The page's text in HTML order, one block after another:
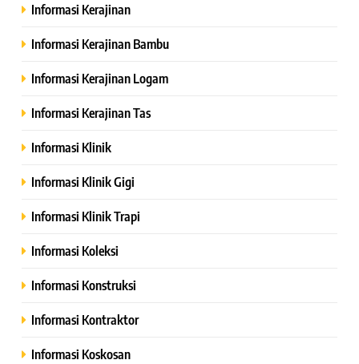
Informasi Kerajinan
Informasi Kerajinan Bambu
Informasi Kerajinan Logam
Informasi Kerajinan Tas
Informasi Klinik
Informasi Klinik Gigi
Informasi Klinik Trapi
Informasi Koleksi
Informasi Konstruksi
Informasi Kontraktor
Informasi Koskosan